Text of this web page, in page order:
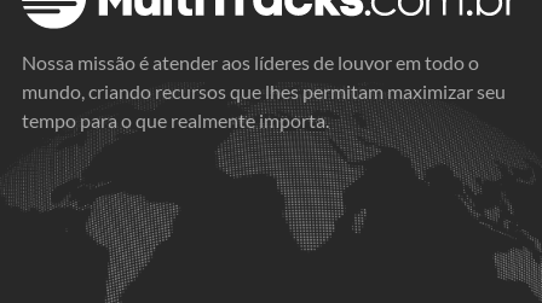
Nossa missão é atender aos líderes de louvor em todo o
mundo, criando recursos que lhes permitam maximizar seu
tempo para o que realmente importa.